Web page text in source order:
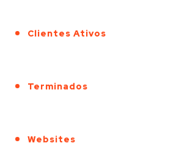
Clientes Ativos
Terminados
Websites